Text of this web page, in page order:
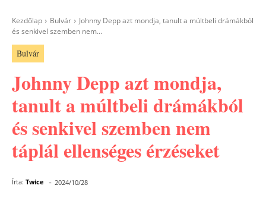
Kezdőlap Bulvár
Johnny Depp azt mondja, tanult a múltbeli drámákból
és senkivel szemben nem...
Bulvár
Johnny Depp azt mondja,
tanult a múltbeli drámákból
és senkivel szemben nem
táplál ellenséges érzéseket
Írta: Twice - 2024/10/28